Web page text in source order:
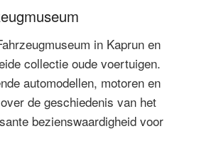
in Kaprun en
collectie oude voertuigen.
automodellen, motoren en
de geschiedenis van het
bezienswaardigheid voor